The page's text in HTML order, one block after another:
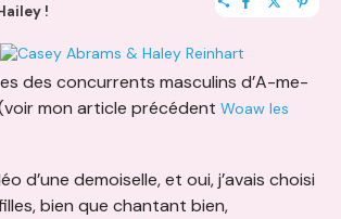
!
des concurrents masculins d’A-me-
mon article précédent Woaw les
d’une demoiselle, et oui, j’avais choisi
bien que chantant bien,